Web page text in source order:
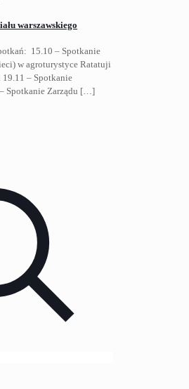
warszawskiego
15.10 – Spotkanie
w agroturystyce Ratatuji
19.11 – Spotkanie
Spotkanie Zarządu […]